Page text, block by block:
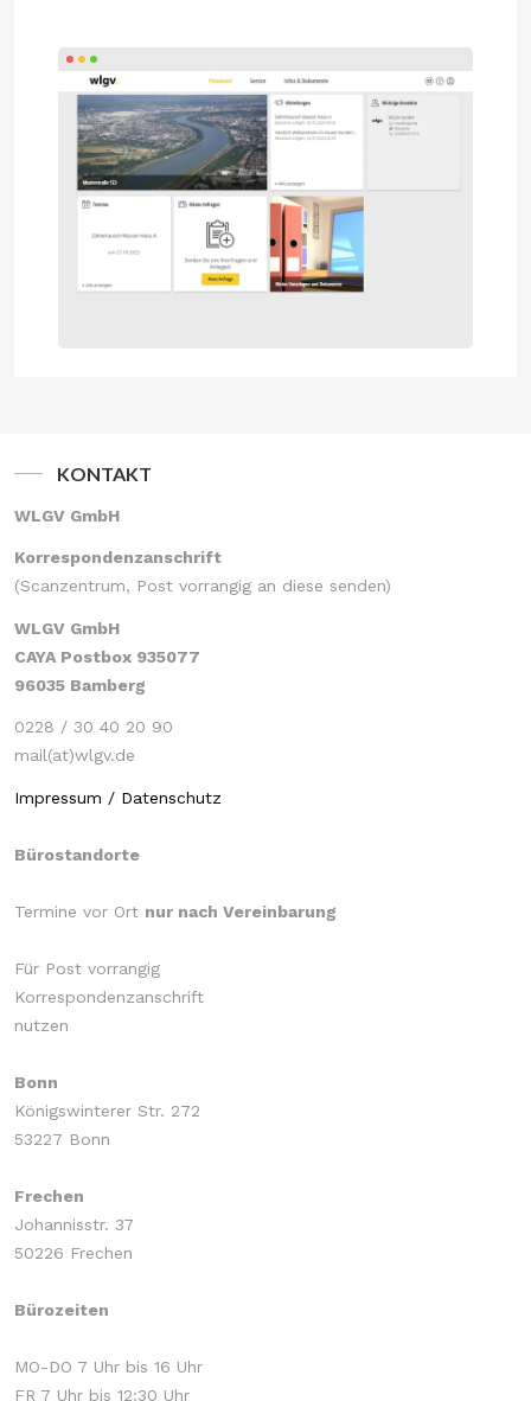
KONTAKT
WLGV GmbH
Korrespondenzanschrift
(Scanzentrum, Post vorrangig an diese senden)
WLGV GmbH
CAYA Postbox 935077
96035 Bamberg
0228 / 30 40 20 90
mail(at)wlgv.de
Impressum / Datenschutz
Bürostandorte
Termine vor Ort nur nach Vereinbarung
Für Post vorrangig
Korrespondenzanschrift
nutzen
Bonn
Königswinterer Str. 272
53227 Bonn
Frechen
Johannisstr. 37
50226 Frechen
Bürozeiten
MO-DO 7 Uhr bis 16 Uhr
FR 7 Uhr bis 12:30 Uhr